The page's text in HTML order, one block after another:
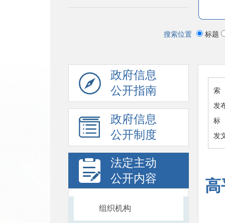
搜索位置 标题
政府信息
公开指南
政府信息
公开制度
法定主动
公开内容
组织机构
索
发
标
发
高